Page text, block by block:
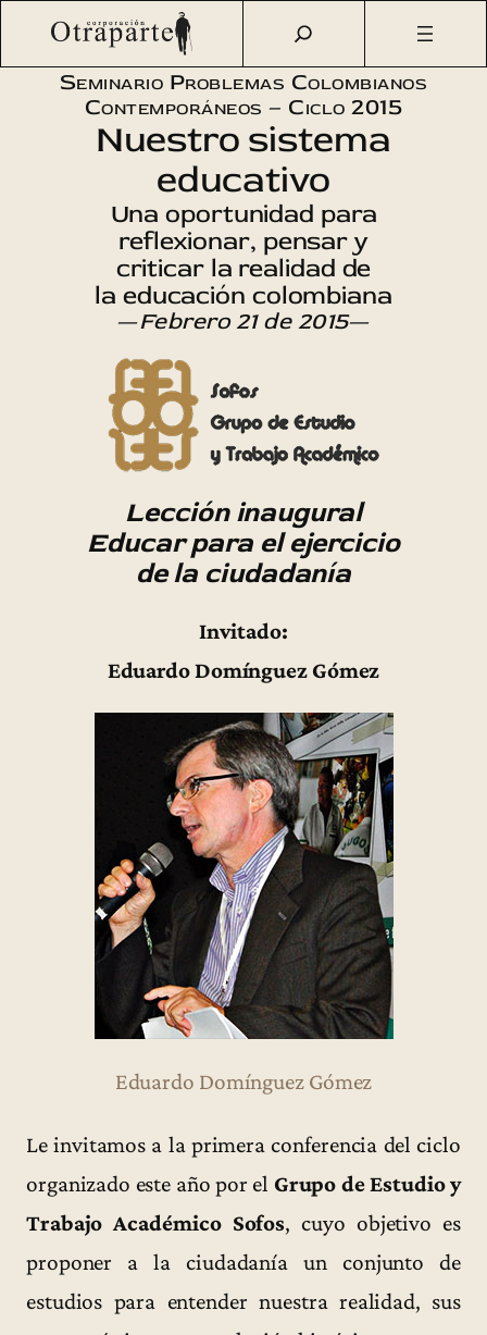
Saltar
contenido
Otraparte.org / Agenda Cultural Sofos
Educar para el
ejercicio de la ciudadanía
Seminario Problemas Colombianos
Contemporáneos – Ciclo 2015
Nuestro sistema
educativo
Una oportunidad para
reflexionar, pensar y
criticar la realidad de
la educación colombiana
—Febrero 21 de 2015—
Lección inaugural
Educar para el ejercicio
de la ciudadanía
Invitado:
Eduardo Domínguez Gómez
Eduardo Domínguez Gómez
Le invitamos a la primera conferencia del ciclo
organizado este año por el Grupo de Estudio y
Trabajo Académico Sofos, cuyo objetivo es
proponer a la ciudadanía un conjunto de
estudios para entender nuestra realidad, sus